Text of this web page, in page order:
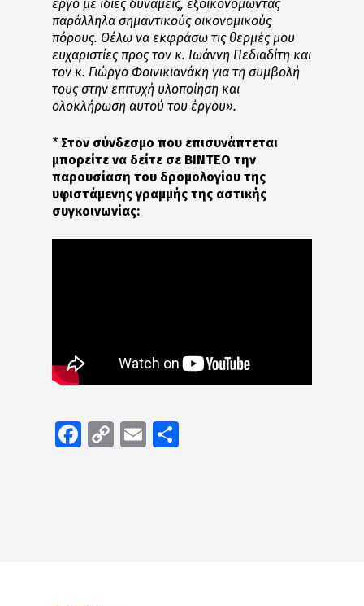
έργο με ίδιες δυνάμεις, εξοικονομώντας
παράλληλα σημαντικούς οικονομικούς
πόρους. Θέλω να εκφράσω τις θερμές μου
ευχαριστίες προς τον κ. Ιωάννη Πεδιαδίτη και
τον κ. Γιώργο Φοινικιανάκη για τη συμβολή
τους στην επιτυχή υλοποίηση και
ολοκλήρωση αυτού του έργου».
* Στον σύνδεσμο που επισυνάπτεται
μπορείτε να δείτε σε ΒΙΝΤΕΟ την
παρουσίαση του δρομολογίου της
υφιστάμενης γραμμής της αστικής
συγκοινωνίας:
Facebook
CopyEmail